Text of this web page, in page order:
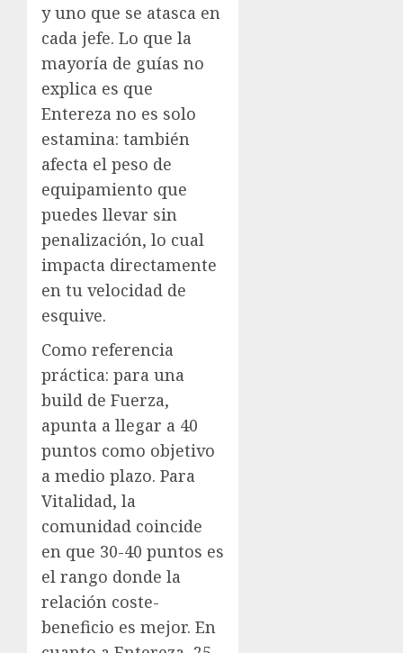
y uno que se atasca en
cada jefe. Lo que la
mayoría de guías no
explica es que
Entereza no es solo
estamina: también
afecta el peso de
equipamiento que
puedes llevar sin
penalización, lo cual
impacta directamente
en tu velocidad de
esquive.
Como referencia
práctica: para una
build de Fuerza,
apunta a llegar a 40
puntos como objetivo
a medio plazo. Para
Vitalidad, la
comunidad coincide
en que 30-40 puntos es
el rango donde la
relación coste-
beneficio es mejor. En